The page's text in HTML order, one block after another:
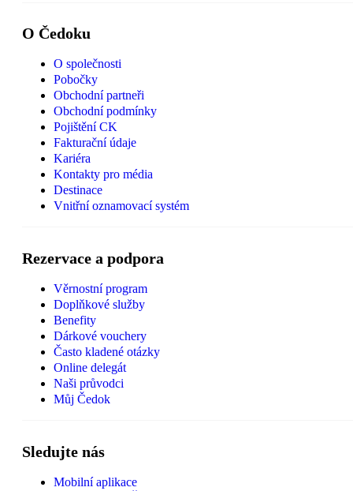
O Čedoku
O společnosti
Pobočky
Obchodní partneři
Obchodní podmínky
Pojištění CK
Fakturační údaje
Kariéra
Kontakty pro média
Destinace
Vnitřní oznamovací systém
Rezervace a podpora
Věrnostní program
Doplňkové služby
Benefity
Dárkové vouchery
Často kladené otázky
Online delegát
Naši průvodci
Můj Čedok
Sledujte nás
Mobilní aplikace